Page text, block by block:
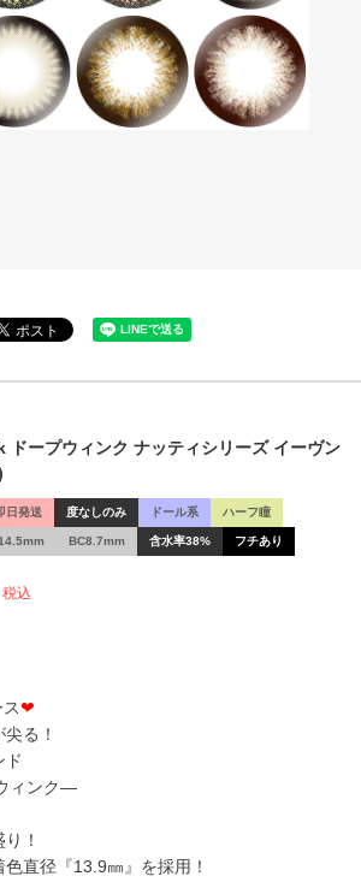
ープウィンク ナッティシリーズ イーヴン
日発送 度なしのみ ドール系 ハーフ瞳
BC8.7mm 含水率38% フチあり
税込
❤
る！
ド
ィンク―
！
直径『13.9㎜』を採用！